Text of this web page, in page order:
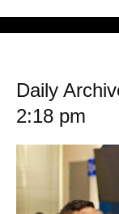
Daily
2:18 pm